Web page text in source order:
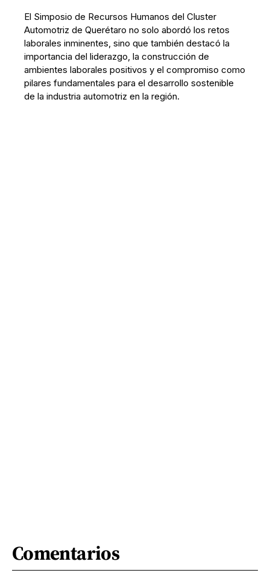
El Simposio de Recursos Humanos del Cluster
Automotriz de Querétaro no solo abordó los retos
laborales inminentes, sino que también destacó la
importancia del liderazgo, la construcción de
ambientes laborales positivos y el compromiso como
pilares fundamentales para el desarrollo sostenible
de la industria automotriz en la región.
Comentarios